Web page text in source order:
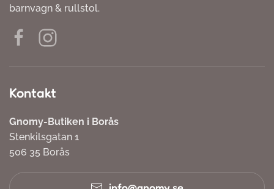
barnvagn & rullstol.
Kontakt
Gnomy-Butiken i Borås
Stenkilsgatan 1
506 35 Borås